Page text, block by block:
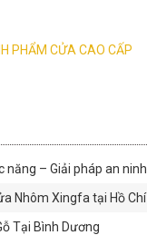
PHẨM CỬA CAO CẤP
– Giải pháp an
Nhôm Xingfa tại Hồ
Tại Bình Dương